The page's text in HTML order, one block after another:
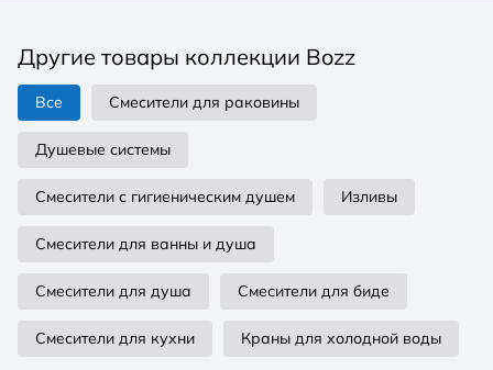
Другие товары коллекции Bozz
Все Смесители для раковины
Душевые системы
Смесители с гигиеническим душем Изливы
Смесители для ванны и душа
Смесители для душа Смесители для биде
Смесители для кухни Краны для холодной воды